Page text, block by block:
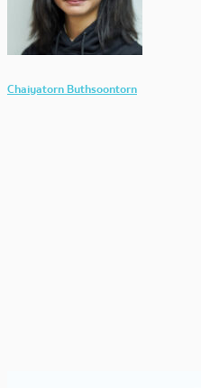
Chaiyatorn Buthsoontorn